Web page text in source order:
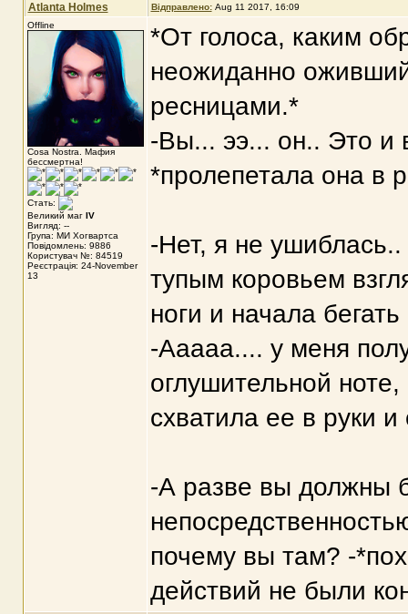
Atlanta Holmes Відправлено: Aug 11 2017, 16:09
Offline
Cosa Nostra. Мафия
бессмертна!
Стать:
Великий маг IV
Вигляд: --
Група: МИ Хогвартса
Повідомлень: 9886
Користувач №: 84519
Реєстрація: 24-November
13
*От голоса, каким
неожиданно
ресницами.*
-Вы... ээ... он.. Это и
*пролепетала она в
-Нет, я не
тупым коровьем
ноги и начала
-Ааааа.... у меня
оглушительной
схватила ее в руки
-А разве вы должны
почему вы там? -
действий не были